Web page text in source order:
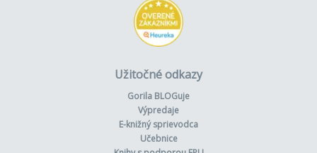
Užitočné odkazy
Gorila BLOGuje
Výpredaje
E-knižný sprievodca
Učebnice